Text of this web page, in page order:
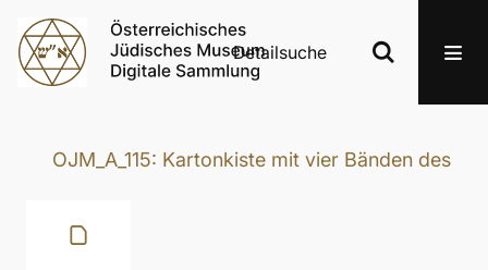
Detailsuche
OJM_A_115: Kartonkiste mit vier Bänden des